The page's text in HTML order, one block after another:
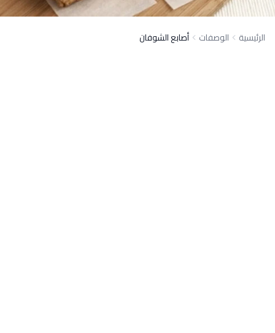
الرئيسية الوصفات أصابع الشوفان